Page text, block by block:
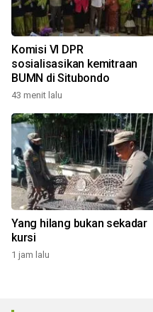
Komisi VI DPR
sosialisasikan kemitraan
BUMN di Situbondo
43 menit lalu
Yang hilang bukan sekadar
kursi
1 jam lalu